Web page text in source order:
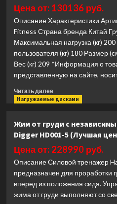
жимов
и
приседов
Smith
Fitness
Excellence
DH010
(Лучшая
цена)
Цена от: 130136 руб.
Описание Характеристики
Fitness Страна бренда Китай
Максимальная нагрузка (кг)
пользователя (кг) 180 Размер
Вес (кг) 209 *Информация о
представленную на сайте,
Читать далееПрочитать
больше
от
груди
широким
хватом
Kraft
Fitness
KFPLWCP
(Лучшая
Нагружаемые дисками
Жим от груди с
Digger HD001-5 (Лучшая
Цена от: 228990 руб.
Описание Силовой тренажер
предназначен для
вперед из положения сидя.
жима от груди выполняют со